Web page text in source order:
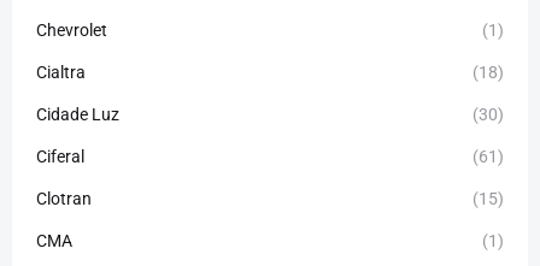
Chevrolet (1)
Cialtra (18)
Cidade Luz (30)
Ciferal (61)
Clotran (15)
CMA (1)